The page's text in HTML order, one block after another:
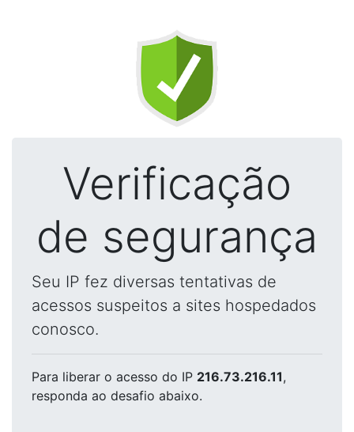
Verificação
de segurança
Seu IP fez diversas tentativas de
acessos suspeitos a sites hospedados
conosco.
Para liberar o acesso do IP 216.73.216.11,
responda ao desafio abaixo.